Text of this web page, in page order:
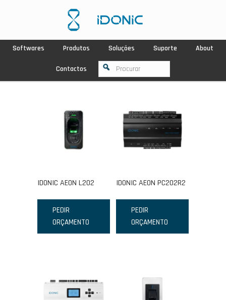
Softwares Produtos Soluções Suporte About
Contactos
IDONIC AEON L202
PEDIR
ORÇAMENTO
IDONIC AEON PC202R2
PEDIR
ORÇAMENTO